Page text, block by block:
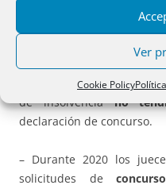
Ver
Cookie Policy
D) Solicitud de
– Hasta fin de año, el
de insolvenciano
declaración de concurso.
– Durante 2020 los
solicitudes de